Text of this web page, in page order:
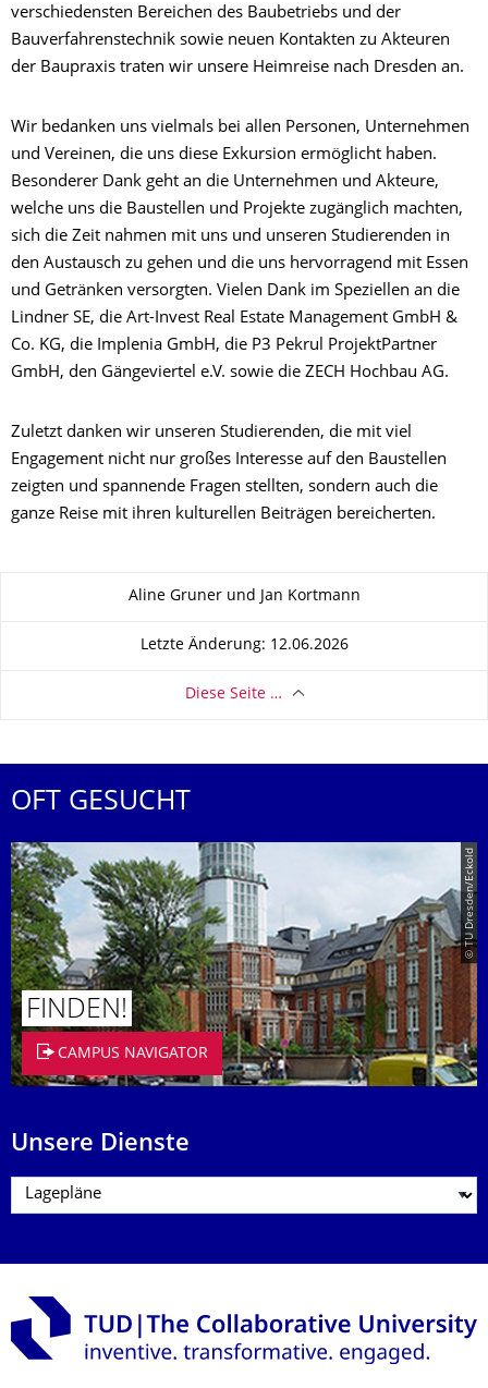
verschiedensten Bereichen des Baubetriebs und der
Bauverfahrenstechnik sowie neuen Kontakten zu Akteuren
der Baupraxis traten wir unsere Heimreise nach Dresden an.
Wir bedanken uns vielmals bei allen Personen, Unternehmen
und Vereinen, die uns diese Exkursion ermöglicht haben.
Besonderer Dank geht an die Unternehmen und Akteure,
welche uns die Baustellen und Projekte zugänglich machten,
sich die Zeit nahmen mit uns und unseren Studierenden in
den Austausch zu gehen und die uns hervorragend mit Essen
und Getränken versorgten. Vielen Dank im Speziellen an die
Lindner SE, die Art-Invest Real Estate Management GmbH &
Co. KG, die Implenia GmbH, die P3 Pekrul ProjektPartner
GmbH, den Gängeviertel e.V. sowie die ZECH Hochbau AG.
Zuletzt danken wir unseren Studierenden, die mit viel
Engagement nicht nur großes Interesse auf den Baustellen
zeigten und spannende Fragen stellten, sondern auch die
ganze Reise mit ihren kulturellen Beiträgen bereicherten.
Zu dieser SeiteAline Gruner und Jan Kortmann
Letzte Änderung: 12.06.2026
Diese Seite …
OFT GESUCHT
© TU Dresden/Eckold
FINDEN!
CAMPUS NAVIGATOR
Unsere Dienste